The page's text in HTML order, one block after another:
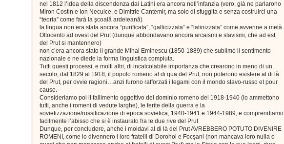
nel 1812 l’idea della discendenza dai Latini era ancora nell’infanzia (vero, già ne parlarono
Miron Costin e Ion Neculce, e Dimitrie Cantemir, ma solo di sfuggita e senza costruirci una
“teoria” come farà la şcoală ardeleană)
la lingua non era stata ancora “purificata”, “gallicizzata” e “latinizzata” come avvenne a metà
Ottocento ad ovest del Prut (dunque abbondavano ancora arcaismi e slavismi, che ad est
del Prut si mantennero)
non c’era ancora stato il grande Mihai Eminescu (1850-1889) che sublimò il sentimento
nazionale e ne diede la forma linguistica compiuta.
Tutti questi processi, e molti altri, di incalcolabile importanza che crearono in meno di un
secolo, dal 1829 al 1918, il popolo romeno al di qua del Prut, non poterono esistere al di là
del Prut, per ovvie ragioni…anzi furono rafforzati i legami con il mondo slavo-russo et pour
cause.
Consideriamo poi il fallimento oggettivo del dominio romeno del 1918-1940 (lo ammettono
tutti, anche i romeni di vedute larghe), le ferite della guerra e la
sovietizzazione/russificazione di epoca sovietica, 1940-1941 e 1944-1989, e comprendiamo
facilmente l’abisso che si è instaurato fra le due rive del Prut
Dunque, per concludere, anche i moldavi al di là del Prut AVREBBERO POTUTO DIVENIRE
ROMENI, come lo divennero i loro fratelli di Dorohoi e Focşani (non mancava loro nulla o